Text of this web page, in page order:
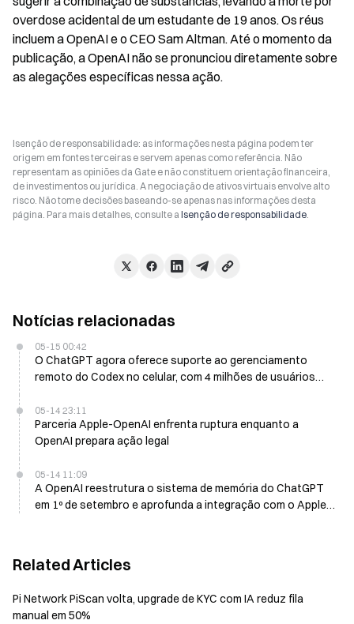
overdose acidental de um estudante de 19 anos. Os réus
incluem a OpenAI e o CEO Sam Altman. Até o momento da
publicação, a OpenAI não se pronunciou diretamente sobre
as alegações específicas nessa ação.
Isenção de responsabilidade: as informações nesta página podem ter
origem em fontes terceiras e servem apenas como referência. Não
representam as opiniões da Gate e não constituem orientação financeira,
de investimentos ou jurídica. A negociação de ativos virtuais envolve alto
risco. Não tome decisões baseando-se apenas nas informações desta
página. Para mais detalhes, consulte a Isenção de responsabilidade.
Notícias relacionadas
05-15 00:42
O ChatGPT agora oferece suporte ao gerenciamento
remoto do Codex no celular, com 4 milhões de usuários
05-14 23:11
Parceria Apple-OpenAI enfrenta ruptura enquanto a
OpenAI prepara ação legal
05-14 11:09
A OpenAI reestrutura o sistema de memória do ChatGPT
em 1º de setembro e aprofunda a integração com o Apple
Related Articles
Pi Network PiScan volta, upgrade de KYC com IA reduz fila
manual em 50%